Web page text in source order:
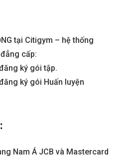
tại Citigym – hệ thống
cấp:
ký gói tập.
ký gói Huấn luyện
Nam Á JCB và Mastercard